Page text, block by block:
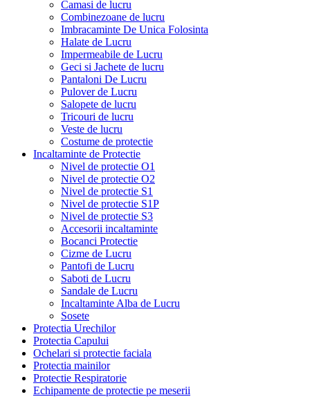
Camasi de lucru
Combinezoane de lucru
Imbracaminte De Unica Folosinta
Halate de Lucru
Impermeabile de Lucru
Geci si Jachete de lucru
Pantaloni De Lucru
Pulover de Lucru
Salopete de lucru
Tricouri de lucru
Veste de lucru
Costume de protectie
Incaltaminte de Protectie
Nivel de protectie O1
Nivel de protectie O2
Nivel de protectie S1
Nivel de protectie S1P
Nivel de protectie S3
Accesorii incaltaminte
Bocanci Protectie
Cizme de Lucru
Pantofi de Lucru
Saboti de Lucru
Sandale de Lucru
Incaltaminte Alba de Lucru
Sosete
Protectia Urechilor
Protectia Capului
Ochelari si protectie faciala
Protectia mainilor
Protectie Respiratorie
Echipamente de protectie pe meserii